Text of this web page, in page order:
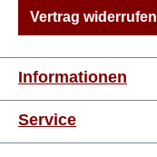
Vertrag widerrufen
Informationen
Service